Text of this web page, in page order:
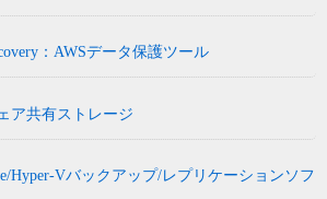
：AWSデータ保護ツール
ア共有ストレージ
Hyper-Vバックアップ/レプリケーションソフ